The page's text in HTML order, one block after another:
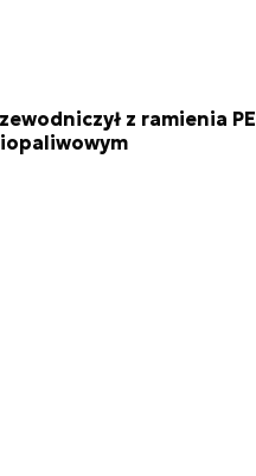
z ramienia PE